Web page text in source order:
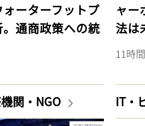
ーターフットプ
。通商政策への統
ャー
法は
11時
関・NGO IT・